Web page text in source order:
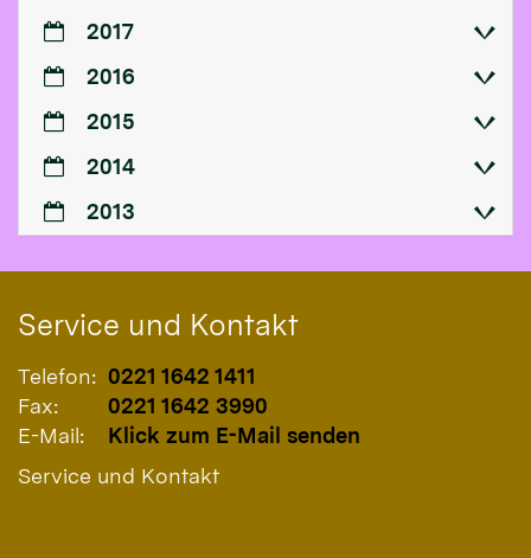
2017
2016
2015
2014
2013
Service und Kontakt
Telefon: 0221 1642 1411
Fax:
0221 1642 3990
E-Mail:
Klick zum E-Mail senden
Service und Kontakt